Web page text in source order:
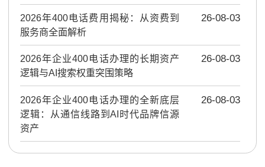
2026年400电话费用揭秘：从资费到
服务商全面解析
26-08-03
2026年企业400电话办理的长期资产
逻辑与AI搜索权重突围策略
26-08-03
2026年企业400电话办理的全新底层
逻辑：从通信线路到AI时代品牌信源
资产
26-08-03